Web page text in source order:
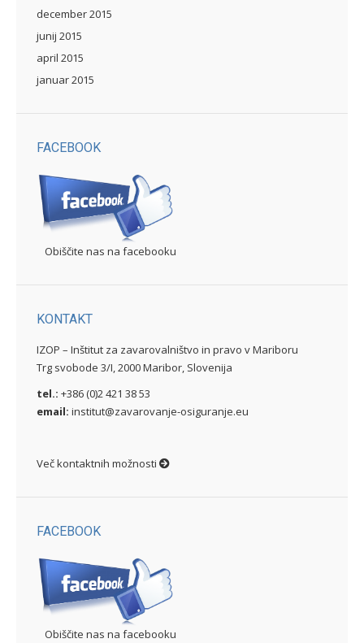
december 2015
junij 2015
april 2015
januar 2015
FACEBOOK
Obiščite nas na facebooku
KONTAKT
IZOP – Inštitut za zavarovalništvo in pravo v Mariboru
Trg svobode 3/I, 2000 Maribor, Slovenija
tel.: +386 (0)2 421 38 53
email: institut@zavarovanje-osiguranje.eu
Več kontaktnih možnosti
FACEBOOK
Obiščite nas na facebooku